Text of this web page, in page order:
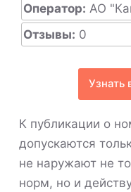
Оператор: АО
Отзывы: 0
Узнать
К публикации о
допускаются
не наружают не
норм, но и